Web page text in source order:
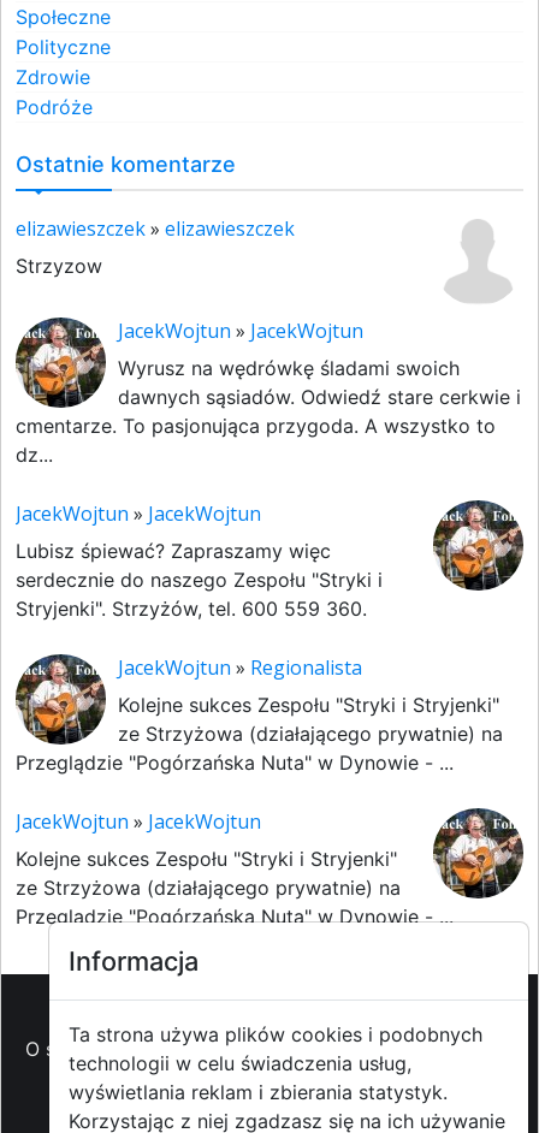
Społeczne
Polityczne
Zdrowie
Podróże
Ostatnie komentarze
elizawieszczek» elizawieszczek
Strzyzow
JacekWojtun » JacekWojtun
Wyrusz na wędrówkę śladami swoich
dawnych sąsiadów. Odwiedź stare cerkwie i
cmentarze. To pasjonująca przygoda. A wszystko to
dz...
JacekWojtun » JacekWojtun
Lubisz śpiewać? Zapraszamy więc
serdecznie do naszego Zespołu "Stryki i
Stryjenki". Strzyżów, tel. 600 559 360.
JacekWojtun » Regionalista
Kolejne sukces Zespołu "Stryki i Stryjenki"
ze Strzyżowa (działającego prywatnie) na
Przeglądzie "Pogórzańska Nuta" w Dynowie - ...
JacekWojtun » JacekWojtun
Kolejne sukces Zespołu "Stryki i Stryjenki"
ze Strzyżowa (działającego prywatnie) na
Przeglądzie "Pogórzańska Nuta" w Dynowie - ...
O strzyzowiak.pl-Reklama-Pomoc (FAQ)-Patronat
medialny - Prawa autorskie- Redakcja i
kontakt -Współpraca z mediami
Informacja
Ta strona używa plików cookies i podobnych
technologii w celu świadczenia usług,
wyświetlania reklam i zbierania statystyk.
Korzystając z niej zgadzasz się na ich używanie